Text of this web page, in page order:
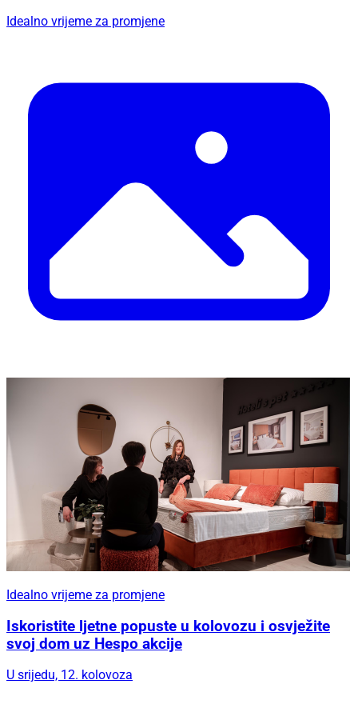
Idealno vrijeme za promjene
Idealno vrijeme za promjene
Iskoristite ljetne popuste u kolovozu i osvježite
svoj dom uz Hespo akcije
U srijedu, 12. kolovoza